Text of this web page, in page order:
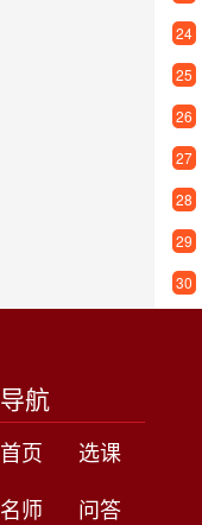
24
25
26
27
28
29
30
导航
首页
选课
名师
问答